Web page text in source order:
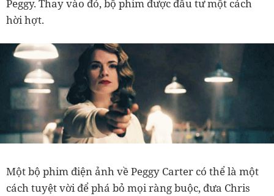
Peggy. Thay vào đó, bộ phim được đầu tư một cách
hời hợt.
Một bộ phim điện ảnh về Peggy Carter có thể là một
cách tuyệt vời để phá bỏ mọi ràng buộc, đưa Chris